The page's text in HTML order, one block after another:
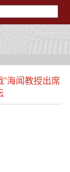
海闻教授出席